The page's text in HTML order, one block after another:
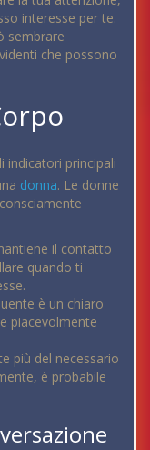
interesse per te.
sembrare
che possono
indicatori principali
donna. Le donne
il contatto
quando ti
è un chiaro
piacevolmente
più del necessario
è probabile